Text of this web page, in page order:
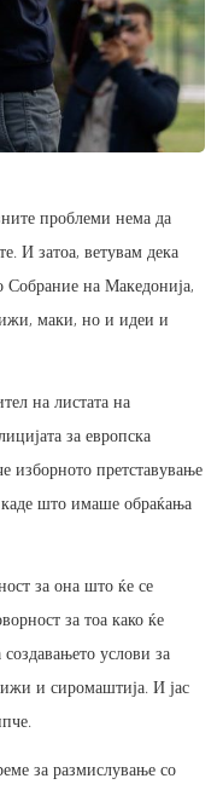
проблеми нема да
И затоа, ветувам дека
Собрание на Македонија,
маки, но и идеи и
на листата на
за европска
претставување
што имаше обраќања
за она што ќе се
за тоа како ќе
услови за
и сиромаштија. И јас
за размислување со